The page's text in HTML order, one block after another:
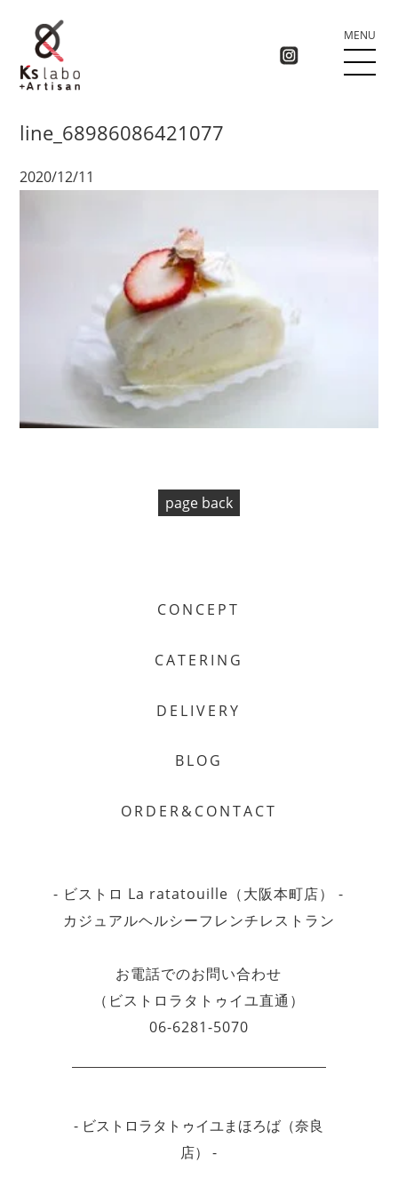
MENU
line_68986086421077
2020/12/11
page back
CONCEPT
CATERING
DELIVERY
BLOG
ORDER&CONTACT
- ビストロ La ratatouille（大阪本町店） -
カジュアルヘルシーフレンチレストラン
お電話でのお問い合わせ
（ビストロラタトゥイユ直通）
06-6281-5070
- ビストロラタトゥイユまほろば（奈良
店） -